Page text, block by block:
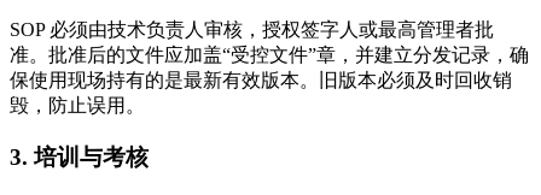
SOP 必须由技术负责人审核，授权签字人或最高管理者批
准。批准后的文件应加盖“受控文件”章，并建立分发记录，确
保使用现场持有的是最新有效版本。旧版本必须及时回收销
毁，防止误用。
3. 培训与考核